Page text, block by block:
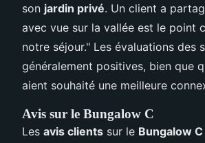
son jardin privé. Un client a
avec vue sur la vallée est le point
notre séjour." Les évaluations des
généralement positives, bien que
aient souhaité une meilleure
Avis sur le Bungalow C
Les avis clients sur le Bungalow C